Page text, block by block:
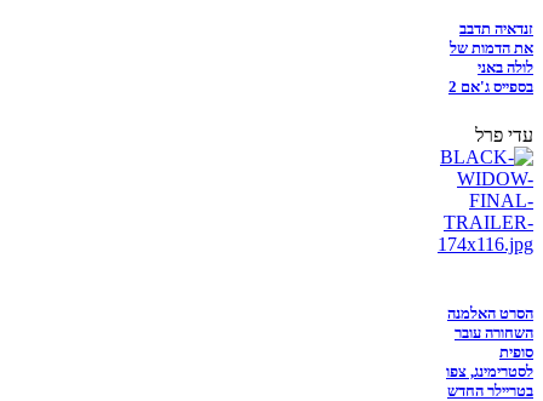
זנדאיה תדבב
את הדמות של
לולה באני
בספייס ג'אם 2
עדי פרל
הסרט האלמנה
השחורה עובר
סופית
לסטרימינג, צפו
בטריילר החדש